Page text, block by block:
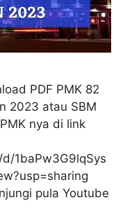
PDF PMK 82
2023 atau SBM
nya di link
1baPw3G9lqSys
pula Youtube